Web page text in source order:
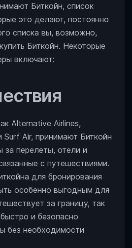
Биткойн, список
это делают, постоянно
списка вы, возможно,
Биткойн. Некоторые
включают:
Alternative Airlines,
Surf Air, принимают Биткойн
за перелеты, отели и
с путешествиями.
для бронирования
особенно выгодным для
за границу, так
и безопасно
без необходимости